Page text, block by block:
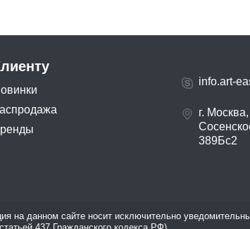
info.art-
г.
389Бс2
на данном сайте носит исключительно